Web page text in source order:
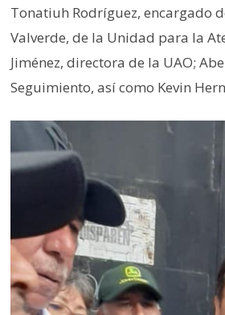
Tonatiuh Rodríguez, encargado
Valverde, de la Unidad para la
Jiménez, directora de la UAO;
Seguimiento, así como Kevin